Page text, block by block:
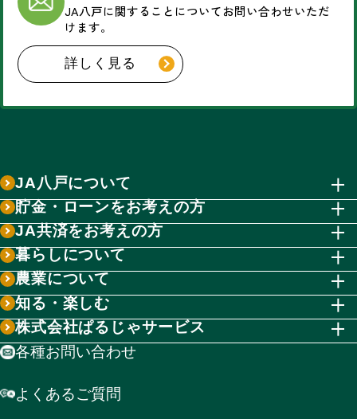
JA八戸に関することについてお問い合わせいただ
けます。
詳しく見る
JA八戸について
貯金・ローンをお考えの方
JA共済をお考えの方
暮らしについて
農業について
知る・楽しむ
株式会社ぱるじゃサービス
各種お問い合わせ
よくあるご質問